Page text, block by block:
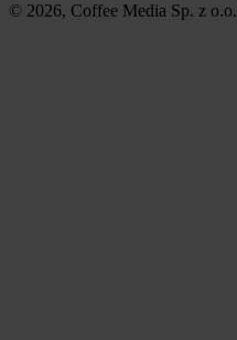
© 2026, Coffee Media Sp. z o.o.